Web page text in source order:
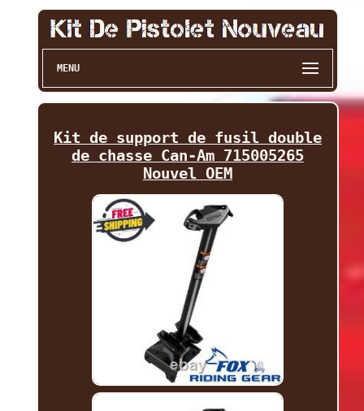
MENU
Kit de support de fusil double
de chasse Can-Am 715005265
Nouvel OEM